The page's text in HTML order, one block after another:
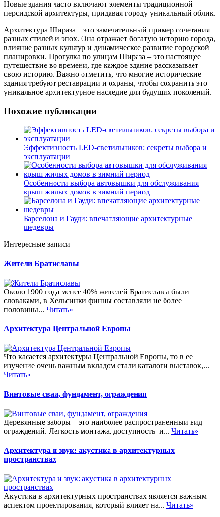
Новые здания часто включают элементы традиционной
персидской архитектуры, придавая городу уникальный облик.
Архитектура Шираза – это замечательный пример сочетания
разных стилей и эпох. Она отражает богатую историю города,
влияние разных культур и динамическое развитие городской
планировки. Прогулка по улицам Шираза – это настоящее
путешествие во времени, где каждое здание рассказывает
свою историю. Важно отметить, что многие исторические
здания требуют реставрации и охраны, чтобы сохранить это
уникальное архитектурное наследие для будущих поколений.
Похожие публикации
Эффективность LED-светильников: секреты выбора и
эксплуатации
Особенности выбора автовышки для обслуживания
крыш жилых домов в зимний период
Барселона и Гауди: впечатляющие архитектурные
шедевры
Интересные записи
Жители Братиславы
Около 1900 года менее 40% жителей Братиславы были
словаками, в Хельсинки финны составляли не более
половины... Читать»
Архитектура Центральной Европы
Что касается архитектуры Центральной Европы, то в ее
изучение очень важным вкладом стали каталоги выставок,...
Читать»
Винтовые сваи, фундамент, ограждения
Деревянные заборы – это наиболее распространенный вид
ограждений. Легкость монтажа, доступность и... Читать»
Архитектура и звук: акустика в архитектурных
пространствах
Акустика в архитектурных пространствах является важным
аспектом проектирования, который влияет на... Читать»